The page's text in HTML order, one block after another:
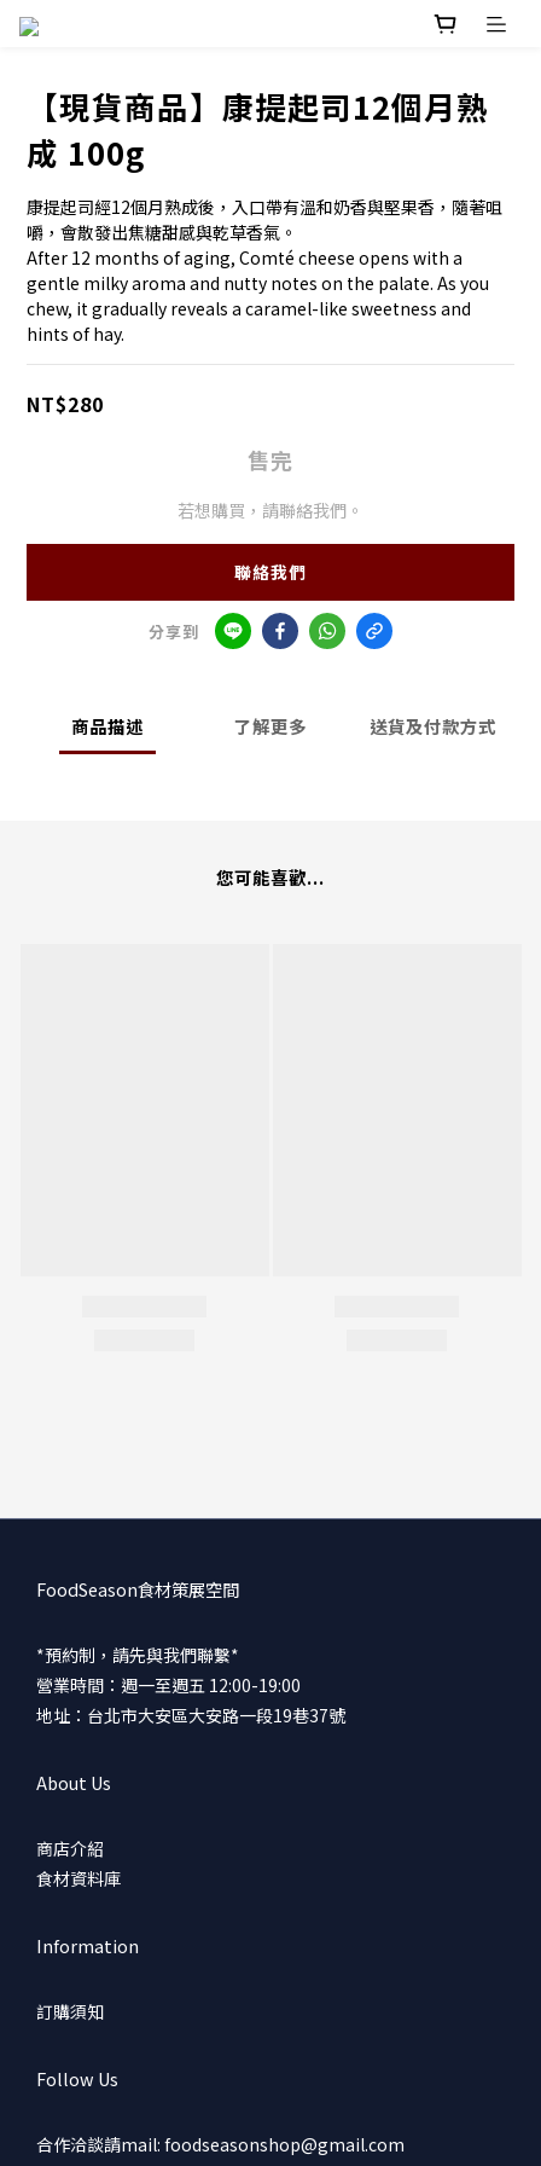
【現貨商品】康提起司12個月熟
成 100g
康提起司經12個月熟成後，入口帶有溫和奶香與堅果香，隨著咀
嚼，會散發出焦糖甜感與乾草香氣。
After 12 months of aging, Comté cheese opens with a
gentle milky aroma and nutty notes on the palate. As you
chew, it gradually reveals a caramel-like sweetness and
hints of hay.
NT$280
售完
若想購買，請聯絡我們。
聯絡我們
分享到
商品描述 了解更多 送貨及付款方式
您可能喜歡...
FoodSeason食材策展空間
*預約制，請先與我們聯繫*
營業時間：週一至週五 12:00-19:00
地址：台北市大安區大安路一段19巷37號
About Us
商店介紹
食材資料庫
Information
訂購須知
Follow Us
合作洽談請mail: foodseasonshop@gmail.com